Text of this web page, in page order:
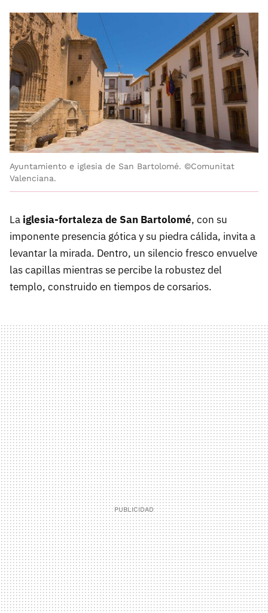
Ayuntamiento e iglesia de San Bartolomé. ©Comunitat
Valenciana.
La iglesia-fortaleza de San Bartolomé, con su
imponente presencia gótica y su piedra cálida, invita a
levantar la mirada. Dentro, un silencio fresco envuelve
las capillas mientras se percibe la robustez del
templo, construido en tiempos de corsarios.